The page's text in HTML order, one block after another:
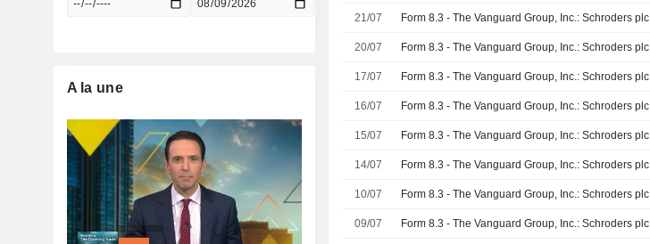
21/07 Form 8.3 - The Vanguard Group, Inc.: Schroders plc
20/07 Form 8.3 - The Vanguard Group, Inc.: Schroders plc
17/07 Form 8.3 - The Vanguard Group, Inc.: Schroders plc
16/07 Form 8.3 - The Vanguard Group, Inc.: Schroders plc
15/07 Form 8.3 - The Vanguard Group, Inc.: Schroders plc
14/07 Form 8.3 - The Vanguard Group, Inc.: Schroders plc
10/07 Form 8.3 - The Vanguard Group, Inc.: Schroders plc
09/07 Form 8.3 - The Vanguard Group, Inc.: Schroders plc
A la une